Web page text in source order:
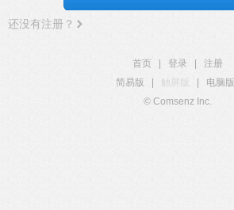
还没有注册？
首页 登录
注册
简易版
触屏版 电脑版
© Comsenz Inc.